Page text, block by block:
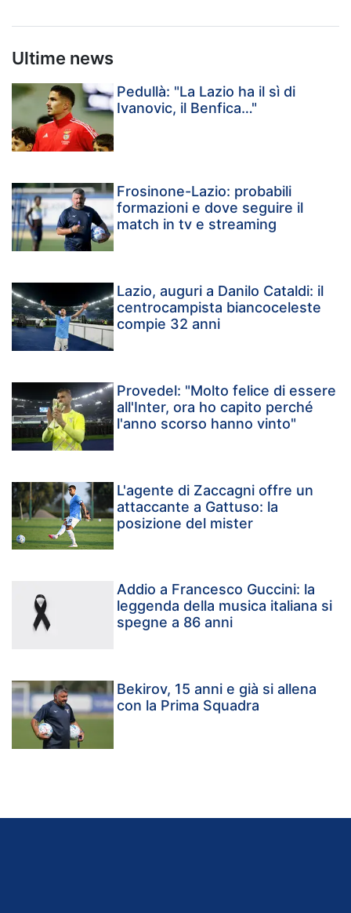
Ultime news
Pedullà: "La Lazio ha il sì di
Ivanovic, il Benfica…"
Frosinone-Lazio: probabili
formazioni e dove seguire il
match in tv e streaming
Lazio, auguri a Danilo Cataldi: il
centrocampista biancoceleste
compie 32 anni
Provedel: "Molto felice di essere
all'Inter, ora ho capito perché
l'anno scorso hanno vinto"
L'agente di Zaccagni offre un
attaccante a Gattuso: la
posizione del mister
Addio a Francesco Guccini: la
leggenda della musica italiana si
spegne a 86 anni
Bekirov, 15 anni e già si allena
con la Prima Squadra